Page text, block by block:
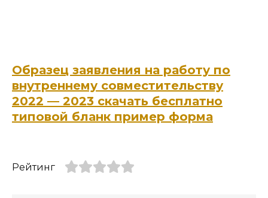
Образец заявления на работу по
внутреннему совместительству
2022 — 2023 скачать бесплатно
типовой бланк пример форма
Рейтинг